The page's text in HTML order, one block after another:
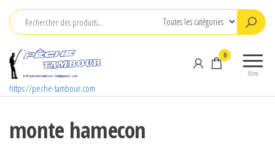
Aller
https://peche-tambour.com
Menu
0
monte hamecon